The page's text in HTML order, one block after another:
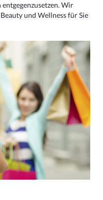
Wir
und Wellness für Sie